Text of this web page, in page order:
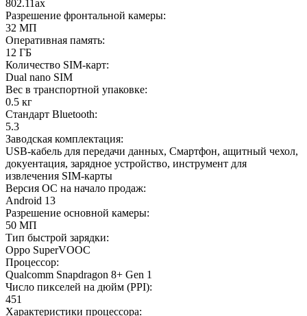
802.11ax
Разрешение фронтальной камеры:
32 МП
Оперативная память:
12 ГБ
Количество SIM-карт:
Dual nano SIM
Вес в транспортной упаковке:
0.5 кг
Стандарт Bluetooth:
5.3
Заводская комплектация:
USB-кабель для передачи данных, Смартфон, ащитный чехол,
докуентация, зарядное устройство, инструмент для
извлечения SIM-карты
Версия ОС на начало продаж:
Android 13
Разрешение основной камеры:
50 МП
Тип быстрой зарядки:
Oppo SuperVOOC
Процессор:
Qualcomm Snapdragon 8+ Gen 1
Число пикселей на дюйм (PPI):
451
Характеристики процессора: